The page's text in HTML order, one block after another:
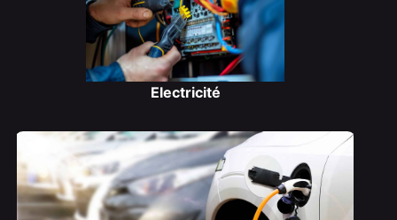
Electricité